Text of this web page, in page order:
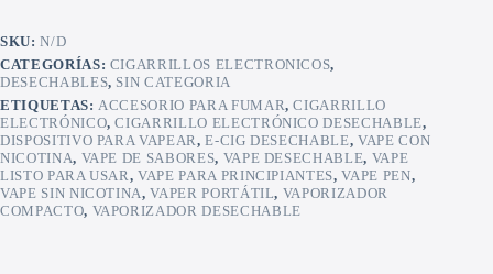
Magic
Frutas
Mixtas
cantidad
SKU:N/D
CATEGORÍAS: CIGARRILLOS ELECTRONICOS,
DESECHABLES, SIN CATEGORIA
ETIQUETAS: ACCESORIO PARA FUMAR,CIGARRILLO
ELECTRÓNICO,CIGARRILLO ELECTRÓNICO DESECHABLE,
DISPOSITIVO PARA VAPEAR,E-CIG DESECHABLE, VAPE CON
NICOTINA, VAPE DE SABORES, VAPE DESECHABLE, VAPE
LISTO PARA USAR,VAPE PARA PRINCIPIANTES,VAPE PEN,
VAPE SIN NICOTINA,VAPER PORTÁTIL, VAPORIZADOR
COMPACTO, VAPORIZADOR DESECHABLE